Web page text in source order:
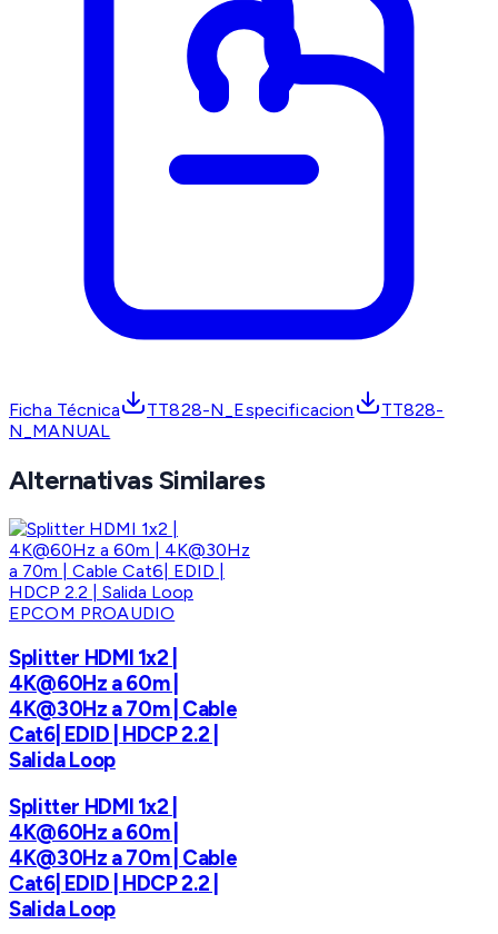
Ficha Técnica TT828-N_Especificacion
TT828-
N_MANUAL
Alternativas Similares
EPCOM PROAUDIO
Splitter HDMI 1x2 |
4K@60Hz a 60m |
4K@30Hz a 70m | Cable
Cat6| EDID | HDCP 2.2 |
Salida Loop
Splitter HDMI 1x2 |
4K@60Hz a 60m |
4K@30Hz a 70m | Cable
Cat6| EDID | HDCP 2.2 |
Salida Loop